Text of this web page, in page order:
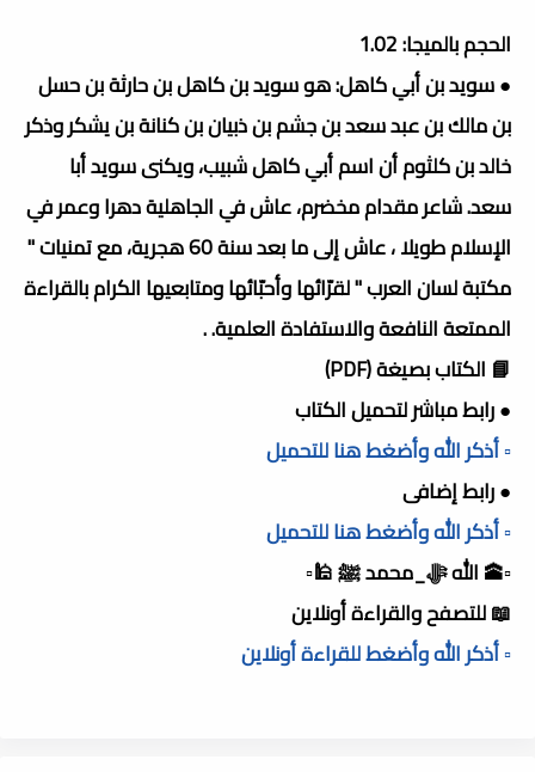
الحجم بالميجا: 1.02
● سويد بن أبي كاهل: هو سويد بن كاهل بن حارثة بن حسل
بن مالك بن عبد سعد بن جشم بن ذبيان بن كنانة بن يشكر وذكر
خالد بن كلثوم أن اسم أبي كاهل شبيب، ويكنى سويد أبا
سعد. شاعر مقدام مخضرم، عاش في الجاهلية دهرا وعمر في
الإسلام طويلا ، عاش إلى ما بعد سنة 60 هجرية، مع تمنيات "
مكتبة لسان العرب " لقرّائها وأحبّائها ومتابعيها الكرام بالقراءة
الممتعة النافعة والاستفادة العلمية. .
📘 الكتاب بصيغة (PDF)
● رابط مباشر لتحميل الكتاب
▫️ أذكر الله وأضغط هنا للتحميل
● رابط إضافى
▫️ أذكر الله وأضغط هنا للتحميل
▫️🕋 الله ﷻ_محمد ﷺ 🕌▫️
📖 للتصفح والقراءة أونلاين
▫️ أذكر الله وأضغط للقراءة أونلاين